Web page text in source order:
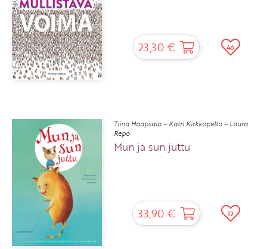
23,30 € 46
Tiina Haapsalo – Katri Kirkkopelto – Laura
Repo
Mun ja sun juttu
33,90 € 12